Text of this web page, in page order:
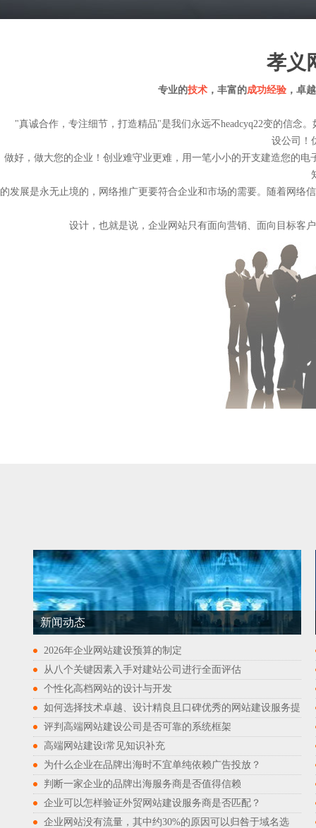
孝义
专业的技术 ，丰富的成功经验 ，卓
"真诚合作，专注细节，打造精品"是我们永远不headcyq22变的信念。
设公司
做好，做大您的企业！创业难守业更难，用一笔小小的开支建造您的
的发展是永无止境的，网络推广更要符合企业和市场的需要。随着网络
设计，也就是说，企业网站只有面向营销、面向目标客
新闻动态
2026年企业网站建设预算的制定
从八个关键因素入手对建站公司进行全面评估
个性化高档网站的设计与开发
如何选择技术卓越、设计精良且口碑优秀的网站建设服务提
评判高端网站建设公司是否可靠的系统框架
高端网站建设i常见知识补充
为什么企业在品牌出海时不宜单纯依赖广告投放？
判断一家企业的品牌出海服务商是否值得信赖
企业可以怎样验证外贸网站建设服务商是否匹配？
企业网站没有流量，其中约30%的原因可以归咎于域名选